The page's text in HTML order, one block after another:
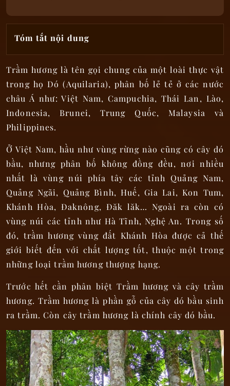
Tóm tắt nội dung
Trầm hương là tên gọi chung của một loài thực vật
trong họ Dó (Aquilaria), phân bố lẻ tẻ ở các nước
châu Á như: Việt Nam, Campuchia, Thái Lan, Lào,
Indonesia, Brunei, Trung Quốc, Malaysia và
Philippines.
Ở Việt Nam, hầu như vùng rừng nào cũng có cây dó
bầu, nhưng phân bố không đồng đều, nơi nhiều
nhất là vùng núi phía tây các tỉnh Quảng Nam,
Quảng Ngãi, Quảng Bình, Huế, Gia Lai, Kon Tum,
Khánh Hòa, Đaknông, Đăk lăk… Ngoài ra còn có
vùng núi các tỉnh như Hà Tĩnh, Nghệ An. Trong số
đó, trầm hương vùng đất Khánh Hòa được cả thế
giới biết đến với chất lượng tốt, thuộc một trong
những loại trầm hương thượng hạng.
Trước hết cần phân biệt Trầm hương và cây trầm
hương. Trầm hương là phần gỗ của cây dó bầu sinh
ra trầm. Còn cây trầm hương là chính cây dó bầu.